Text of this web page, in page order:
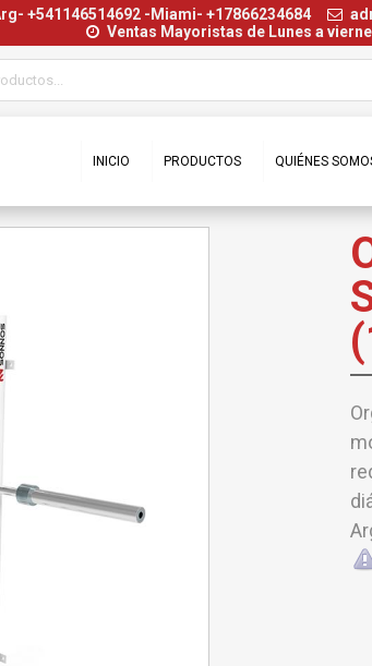
+541146514692 -Miami- +17866234684
Ventas Mayoristas de Lunes a
INICIO PRODUCTOS QUIÉNES